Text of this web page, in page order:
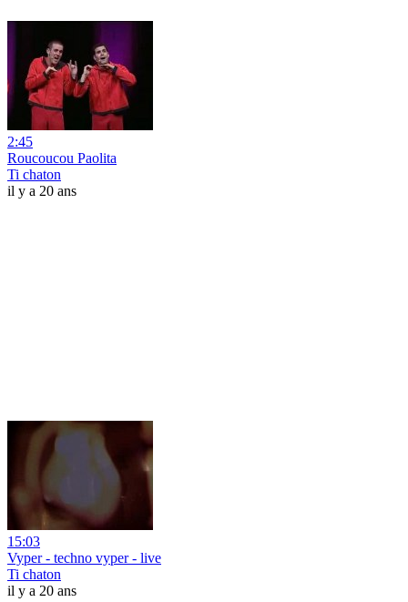
2:45
Roucoucou Paolita
Ti chaton
il y a 20 ans
15:03
Vyper - techno vyper - live
Ti chaton
il y a 20 ans